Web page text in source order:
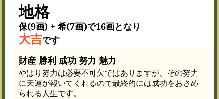
地格
保(9画) + 希(7画)で16画となり
大吉です
財産 勝利 成功 努力 魅力
やはり努力は必要不可欠ではありますが、その努力
に天運が報いてくれるので最終的には成功をおさめ
られる人生です。